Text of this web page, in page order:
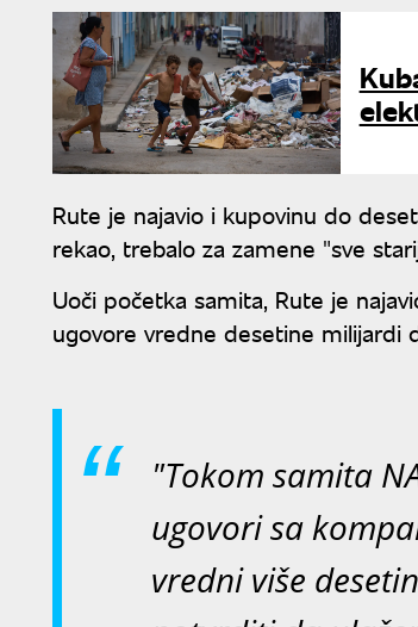
Rute je najavio i kupovinu do
rekao, trebalo za zamene "sve
Uoči početka samita, Rute je
ugovore vredne desetine milijardi
"Tokom samita
ugovori sa
vredni više